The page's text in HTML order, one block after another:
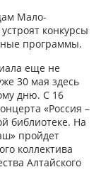
Мало-
конкурсы
программы.
еще не
30 мая здесь
дню. С 16
«Россия –
библиотеке. На
пройдет
коллектива
Алтайского